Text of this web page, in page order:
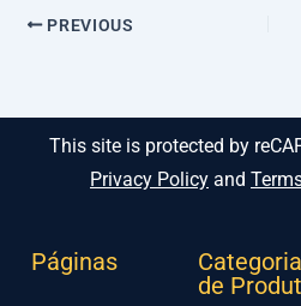
PREVIOUS
This site is protected by
Privacy Policy and
Páginas
de